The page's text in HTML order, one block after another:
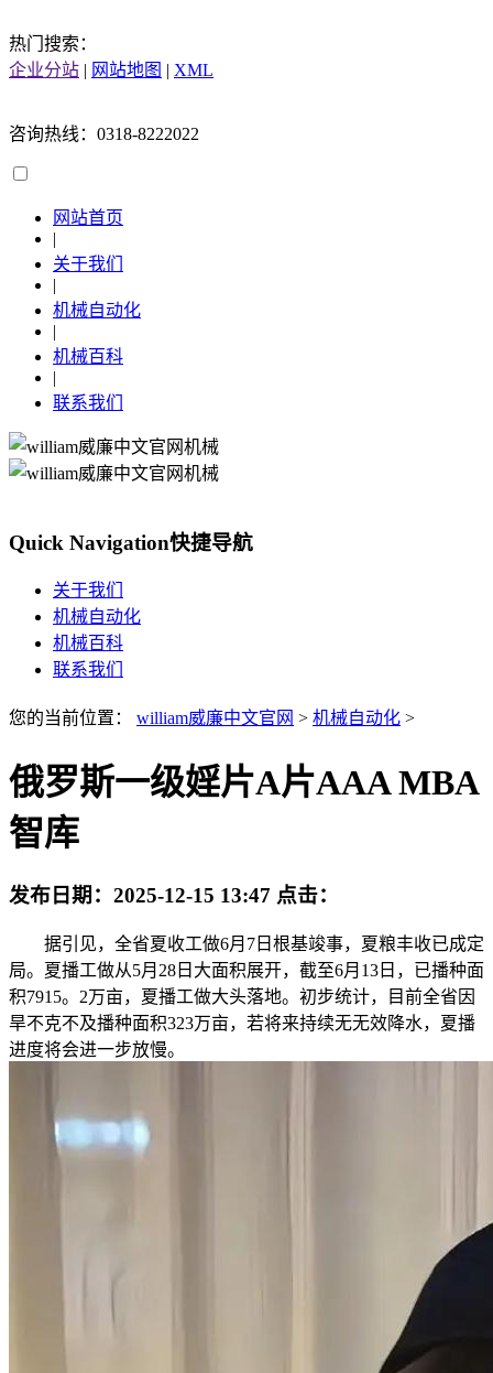
热门搜索：
企业分站 | 网站地图 | XML
咨询热线：0318-8222022
网站首页
|
关于我们
|
机械自动化
|
机械百科
|
联系我们
Quick Navigation快捷导航
关于我们
机械自动化
机械百科
联系我们
您的当前位置： william威廉中文官网 > 机械自动化 >
俄罗斯一级婬片A片AAA MBA
智库
发布日期： 2025-12-15 13:47 点击：
据引见，全省夏收工做6月7日根基竣事，夏粮丰收已成定
局。夏播工做从5月28日大面积展开，截至6月13日，已播种面
积7915。2万亩，夏播工做大头落地。初步统计，目前全省因
旱不克不及播种面积323万亩，若将来持续无无效降水，夏播
进度将会进一步放慢。